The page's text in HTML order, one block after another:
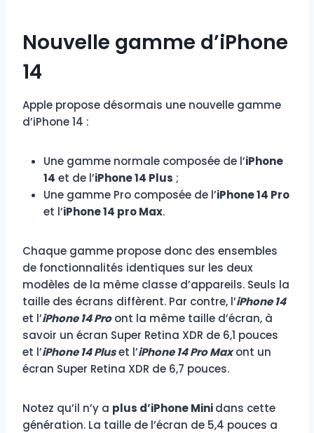
Nouvelle gamme d’iPhone
14
Apple propose désormais une nouvelle gamme
d’iPhone 14 :
Une gamme normale composée de l’iPhone
14 et de l’iPhone 14 Plus ;
Une gamme Pro composée de l’iPhone 14 Pro
et l’iPhone 14 pro Max.
Chaque gamme propose donc des ensembles
de fonctionnalités identiques sur les deux
modèles de la même classe d’appareils. Seuls la
taille des écrans diffèrent. Par contre, l’iPhone 14
et l’iPhone 14 Proont la même taille d’écran, à
savoir un écran Super Retina XDR de 6,1 pouces
et l’iPhone 14 Pluset l’iPhone 14 Pro Maxont un
écran Super Retina XDR de 6,7 pouces.
Notez qu’il n’y a plus d’iPhone Minidans cette
génération. La taille de l’écran de 5,4 pouces a